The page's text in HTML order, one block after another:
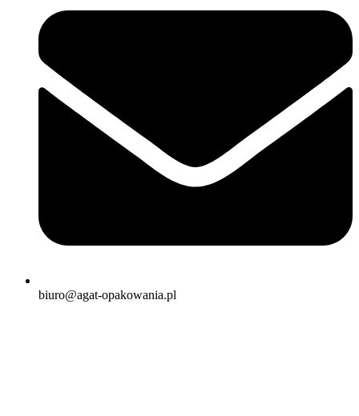
biuro@agat-opakowania.pl